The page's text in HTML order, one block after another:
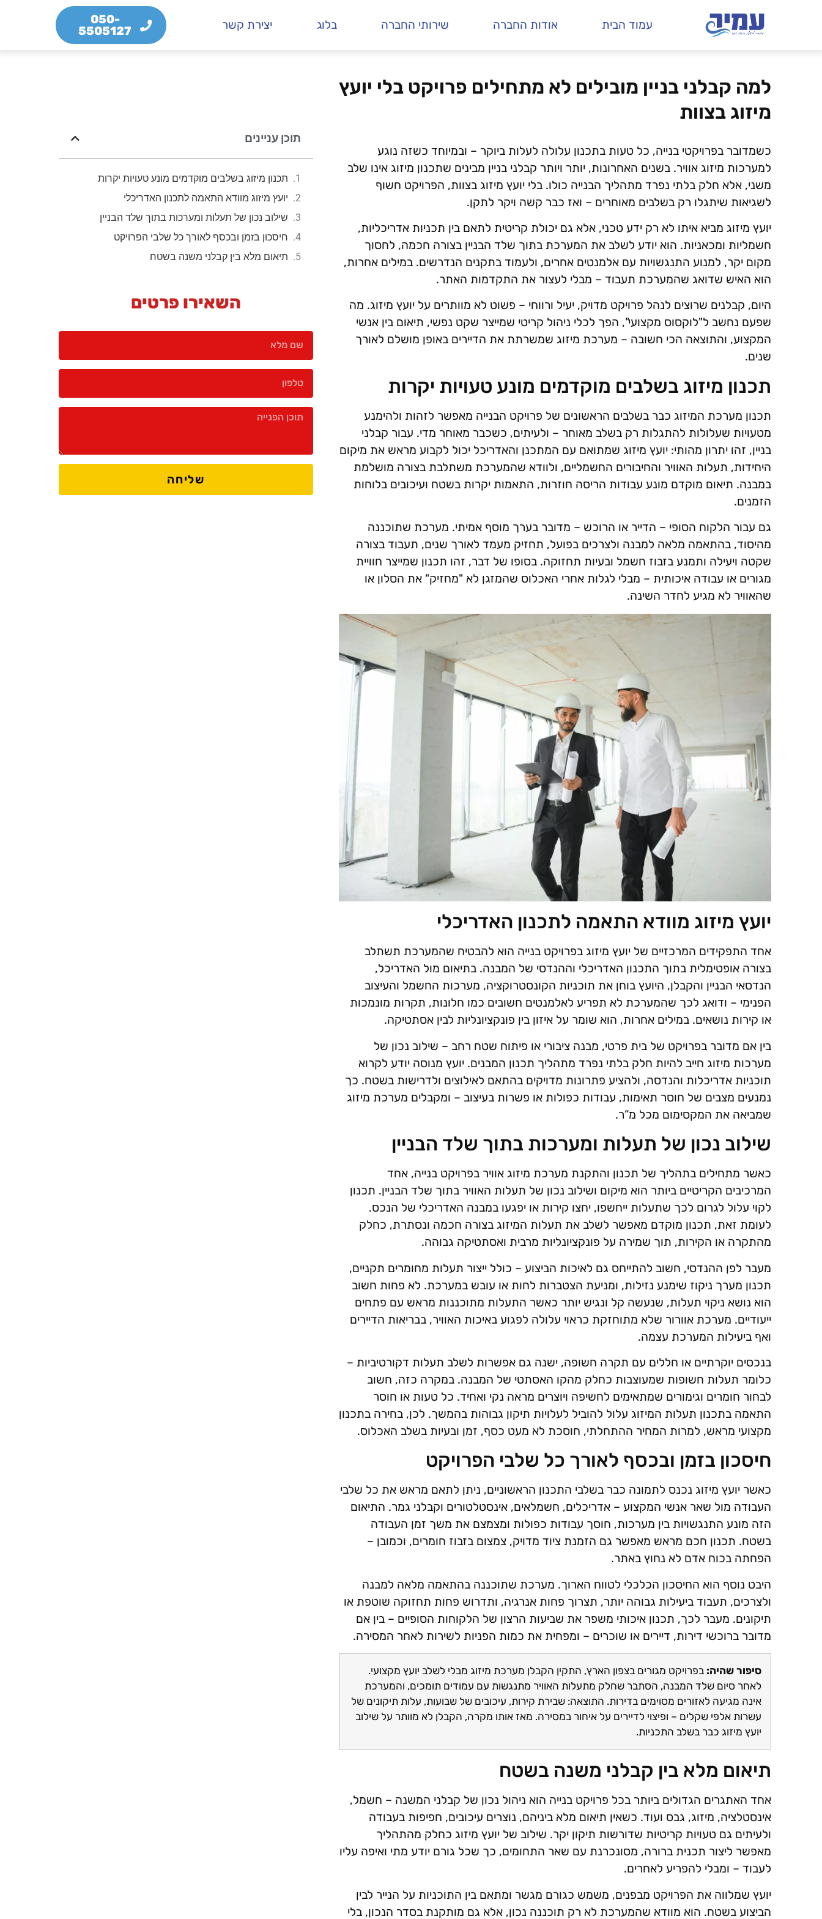
עמוד הבית אודות החברה שירותי החברה בלוג יצירת קשר
050-
5505127
למה קבלני בניין מובילים לא מתחילים פרויקט בלי יועץ
מיזוג בצוות
כשמדובר בפרויקטי בנייה, כל טעות בתכנון עלולה לעלות ביוקר – ובמיוחד כשזה נוגע
למערכות מיזוג אוויר. בשנים האחרונות, יותר ויותר קבלני בניין מבינים שתכנון מיזוג אינו שלב
משני, אלא חלק בלתי נפרד מתהליך הבנייה כולו. בלי יועץ מיזוג בצוות, הפרויקט חשוף
לשגיאות שיתגלו רק בשלבים מאוחרים – ואז כבר קשה ויקר לתקן.
יועץ מיזוג מביא איתו לא רק ידע טכני, אלא גם יכולת קריטית לתאם בין תכניות אדריכליות,
חשמליות ומכאניות. הוא יודע לשלב את המערכת בתוך שלד הבניין בצורה חכמה, לחסוך
מקום יקר, למנוע התנגשויות עם אלמנטים אחרים, ולעמוד בתקנים הנדרשים. במילים אחרות,
הוא האיש שדואג שהמערכת תעבוד – מבלי לעצור את התקדמות האתר.
היום, קבלנים שרוצים לנהל פרויקט מדויק, יעיל ורווחי – פשוט לא מוותרים על יועץ מיזוג. מה
שפעם נחשב ל"לוקסוס מקצועי", הפך לכלי ניהול קריטי שמייצר שקט נפשי, תיאום בין אנשי
המקצוע, והתוצאה הכי חשובה – מערכת מיזוג שמשרתת את הדיירים באופן מושלם לאורך
שנים.
תכנון מיזוג בשלבים מוקדמים מונע טעויות יקרות
תכנון מערכת המיזוג כבר בשלבים הראשונים של פרויקט הבנייה מאפשר לזהות ולהימנע
מטעויות שעלולות להתגלות רק בשלב מאוחר – ולעיתים, כשכבר מאוחר מדי. עבור קבלני
בניין, זהו יתרון מהותי: יועץ מיזוג שמתואם עם המתכנן והאדריכל יכול לקבוע מראש את מיקום
היחידות, תעלות האוויר והחיבורים החשמליים, ולוודא שהמערכת משתלבת בצורה מושלמת
במבנה. תיאום מוקדם מונע עבודות הריסה חוזרות, התאמות יקרות בשטח ועיכובים בלוחות
הזמנים.
גם עבור הלקוח הסופי – הדייר או הרוכש – מדובר בערך מוסף אמיתי. מערכת שתוכננה
מהיסוד, בהתאמה מלאה למבנה ולצרכים בפועל, תחזיק מעמד לאורך שנים, תעבוד בצורה
שקטה ויעילה ותמנע בזבוז חשמל ובעיות תחזוקה. בסופו של דבר, זהו תכנון שמייצר חוויית
מגורים או עבודה איכותית – מבלי לגלות אחרי האכלוס שהמזגן לא "מחזיק" את הסלון או
שהאוויר לא מגיע לחדר השינה.
יועץ מיזוג מוודא התאמה לתכנון האדריכלי
אחד התפקידים המרכזיים של יועץ מיזוג בפרויקט בנייה הוא להבטיח שהמערכת תשתלב
בצורה אופטימלית בתוך התכנון האדריכלי וההנדסי של המבנה. בתיאום מול האדריכל,
הנדסאי הבניין והקבלן, היועץ בוחן את תוכניות הקונסטרוקציה, מערכות החשמל והעיצוב
הפנימי – ודואג לכך שהמערכת לא תפריע לאלמנטים חשובים כמו חלונות, תקרות מונמכות
או קירות נושאים. במילים אחרות, הוא שומר על איזון בין פונקציונליות לבין אסתטיקה.
בין אם מדובר בפרויקט של בית פרטי, מבנה ציבורי או פיתוח שטח רחב – שילוב נכון של
מערכות מיזוג חייב להיות חלק בלתי נפרד מתהליך תכנון המבנים. יועץ מנוסה יודע לקרוא
תוכניות אדריכלות והנדסה, ולהציע פתרונות מדויקים בהתאם לאילוצים ולדרישות בשטח. כך
נמנעים מצבים של חוסר תאימות, עבודות כפולות או פשרות בעיצוב – ומקבלים מערכת מיזוג
שמביאה את המקסימום מכל מ”ר.
שילוב נכון של תעלות ומערכות בתוך שלד הבניין
כאשר מתחילים בתהליך של תכנון והתקנת מערכת מיזוג אוויר בפרויקט בנייה, אחד
המרכיבים הקריטיים ביותר הוא מיקום ושילוב נכון של תעלות האוויר בתוך שלד הבניין. תכנון
לקוי עלול לגרום לכך שתעלות ייחשפו, יחצו קירות או יפגעו במבנה האדריכלי של הנכס.
לעומת זאת, תכנון מוקדם מאפשר לשלב את תעלות המיזוג בצורה חכמה ונסתרת, כחלק
מהתקרה או הקירות, תוך שמירה על פונקציונליות מרבית ואסתטיקה גבוהה.
מעבר לפן ההנדסי, חשוב להתייחס גם לאיכות הביצוע – כולל ייצור תעלות מחומרים תקניים,
תכנון מערך ניקוז שימנע נזילות, ומניעת הצטברות לחות או עובש במערכת. לא פחות חשוב
הוא נושא ניקוי תעלות, שנעשה קל ונגיש יותר כאשר התעלות מתוכננות מראש עם פתחים
ייעודיים. מערכת אוורור שלא מתוחזקת כראוי עלולה לפגוע באיכות האוויר, בבריאות הדיירים
ואף ביעילות המערכת עצמה.
בנכסים יוקרתיים או חללים עם תקרה חשופה, ישנה גם אפשרות לשלב תעלות דקורטיביות –
כלומר תעלות חשופות שמעוצבות כחלק מהקו האסתטי של המבנה. במקרה כזה, חשוב
לבחור חומרים וגימורים שמתאימים לחשיפה ויוצרים מראה נקי ואחיד. כל טעות או חוסר
התאמה בתכנון תעלות המיזוג עלול להוביל לעלויות תיקון גבוהות בהמשך. לכן, בחירה בתכנון
מקצועי מראש, למרות המחיר ההתחלתי, חוסכת לא מעט כסף, זמן ובעיות בשלב האכלוס.
חיסכון בזמן ובכסף לאורך כל שלבי הפרויקט
כאשר יועץ מיזוג נכנס לתמונה כבר בשלבי התכנון הראשוניים, ניתן לתאם מראש את כל שלבי
העבודה מול שאר אנשי המקצוע – אדריכלים, חשמלאים, אינסטלטורים וקבלני גמר. התיאום
הזה מונע התנגשויות בין מערכות, חוסך עבודות כפולות ומצמצם את משך זמן העבודה
בשטח. תכנון חכם מראש מאפשר גם הזמנת ציוד מדויק, צמצום בזבוז חומרים, וכמובן –
הפחתה בכוח אדם לא נחוץ באתר.
היבט נוסף הוא החיסכון הכלכלי לטווח הארוך. מערכת שתוכננה בהתאמה מלאה למבנה
ולצרכים, תעבוד ביעילות גבוהה יותר, תצרוך פחות אנרגיה, ותדרוש פחות תחזוקה שוטפת או
תיקונים. מעבר לכך, תכנון איכותי משפר את שביעות הרצון של הלקוחות הסופיים – בין אם
מדובר ברוכשי דירות, דיירים או שוכרים – ומפחית את כמות הפניות לשירות לאחר המסירה.
סיפור שהיה: בפרויקט מגורים בצפון הארץ, התקין הקבלן מערכת מיזוג מבלי לשלב יועץ מקצועי.
לאחר סיום שלד המבנה, הסתבר שחלק מתעלות האוויר מתנגשות עם עמודים תומכים, והמערכת
אינה מגיעה לאזורים מסוימים בדירות. התוצאה: שבירת קירות, עיכובים של שבועות, עלות תיקונים של
עשרות אלפי שקלים – ופיצוי לדיירים על איחור במסירה. מאז אותו מקרה, הקבלן לא מוותר על שילוב
יועץ מיזוג כבר בשלב התכניות.
תיאום מלא בין קבלני משנה בשטח
אחד האתגרים הגדולים ביותר בכל פרויקט בנייה הוא ניהול נכון של קבלני המשנה – חשמל,
אינסטלציה, מיזוג, גבס ועוד. כשאין תיאום מלא ביניהם, נוצרים עיכובים, חפיפות בעבודה
ולעיתים גם טעויות קריטיות שדורשות תיקון יקר. שילוב של יועץ מיזוג כחלק מהתהליך
מאפשר ליצור תכנית ברורה, מסונכרנת עם שאר התחומים, כך שכל גורם יודע מתי ואיפה עליו
לעבוד – ומבלי להפריע לאחרים.
יועץ שמלווה את הפרויקט מבפנים, משמש כגורם מגשר ומתאם בין התוכניות על הנייר לבין
הביצוע בשטח. הוא מוודא שהמערכת לא רק תוכננה נכון, אלא גם מותקנת בסדר הנכון, בלי
תוכן עניינים
תכנון מיזוג בשלבים מוקדמים מונע טעויות יקרות
יועץ מיזוג מוודא התאמה לתכנון האדריכלי
שילוב נכון של תעלות ומערכות בתוך שלד הבניין
חיסכון בזמן ובכסף לאורך כל שלבי הפרויקט
תיאום מלא בין קבלני משנה בשטח
השאירו פרטים
שליחה